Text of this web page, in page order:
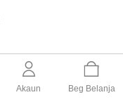
Akaun Beg Belanja